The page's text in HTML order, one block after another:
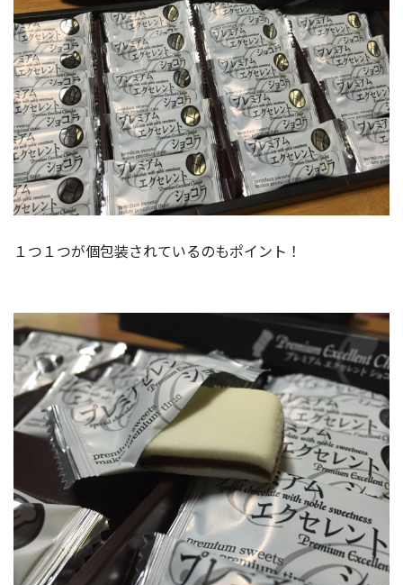
１つ１つが個包装されているのもポイント！